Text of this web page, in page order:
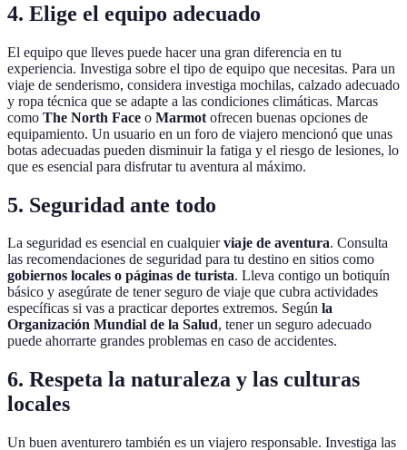
4. Elige el equipo adecuado
El equipo que lleves puede hacer una gran diferencia en tu
experiencia. Investiga sobre el tipo de equipo que necesitas. Para un
viaje de senderismo, considera investiga mochilas, calzado adecuado
y ropa técnica que se adapte a las condiciones climáticas. Marcas
como The North Face o Marmot ofrecen buenas opciones de
equipamiento. Un usuario en un foro de viajero mencionó que unas
botas adecuadas pueden disminuir la fatiga y el riesgo de lesiones, lo
que es esencial para disfrutar tu aventura al máximo.
5. Seguridad ante todo
La seguridad es esencial en cualquierviaje de aventura. Consulta
las recomendaciones de seguridad para tu destino en sitios como
gobiernos locales o páginas de turista. Lleva contigo un botiquín
básico y asegúrate de tener seguro de viaje que cubra actividades
específicas si vas a practicar deportes extremos. Según la
Organización Mundial de la Salud, tener un seguro adecuado
puede ahorrarte grandes problemas en caso de accidentes.
6. Respeta la naturaleza y las culturas
locales
Un buen aventurero también es un viajero responsable. Investiga las